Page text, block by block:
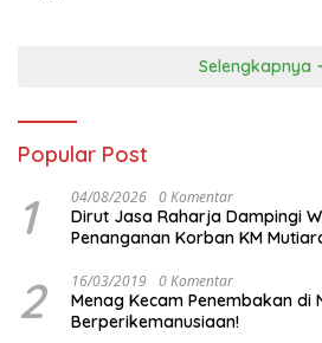
Selengkapnya
Popular Post
1 04/08/2026 0 Komentar
Dirut Jasa Raharja Dampingi
Penanganan Korban KM
2 16/03/2019 0 Komentar
Menag Kecam Penembakan di
Berperikemanusiaan!